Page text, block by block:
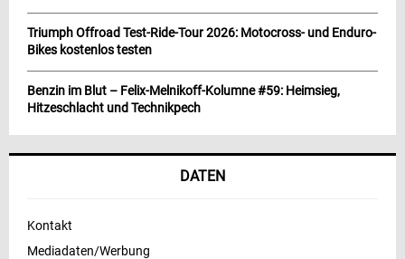
Triumph Offroad Test-Ride-Tour 2026: Motocross- und Enduro-
Bikes kostenlos testen
Benzin im Blut – Felix-Melnikoff-Kolumne #59: Heimsieg,
Hitzeschlacht und Technikpech
DATEN
Kontakt
Mediadaten/Werbung